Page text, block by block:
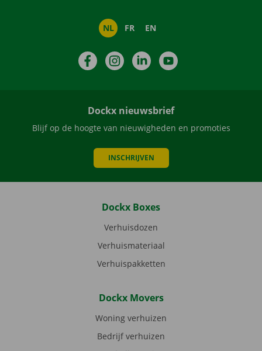
NL FR EN
FacebookInstagramLinkedIn
Dockx nieuwsbrief
Blijf op de hoogte van nieuwigheden en promoties
INSCHRIJVEN
Dockx Boxes
Verhuisdozen
Verhuismateriaal
Verhuispakketten
Dockx Movers
Woning verhuizen
Bedrijf verhuizen